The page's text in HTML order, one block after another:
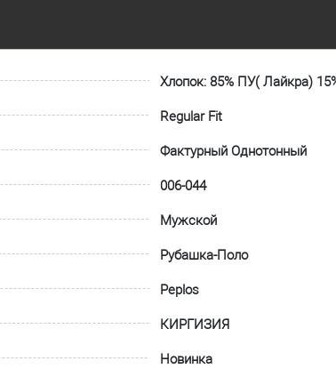
Хлопок: 85% ПУ( Лайкра)
Regular Fit
Фактурный Однотонный
006-044
Мужской
Рубашка-Поло
Peplos
КИРГИЗИЯ
Новинка